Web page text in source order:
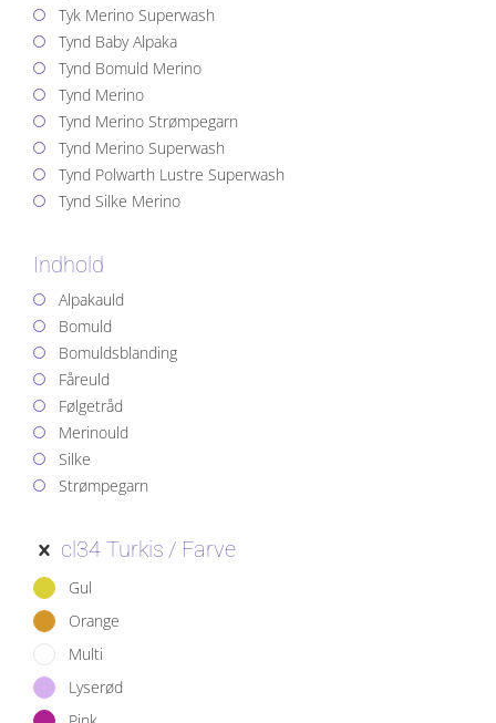
Tyk Merino Superwash
Tynd Baby Alpaka
Tynd Bomuld Merino
Tynd Merino
Tynd Merino Strømpegarn
Tynd Merino Superwash
Tynd Polwarth Lustre Superwash
Tynd Silke Merino
Indhold
Alpakauld
Bomuld
Bomuldsblanding
Fåreuld
Følgetråd
Merinould
Silke
Strømpegarn
cl34 Turkis Farve
Gul
Orange
Multi
Lyserød